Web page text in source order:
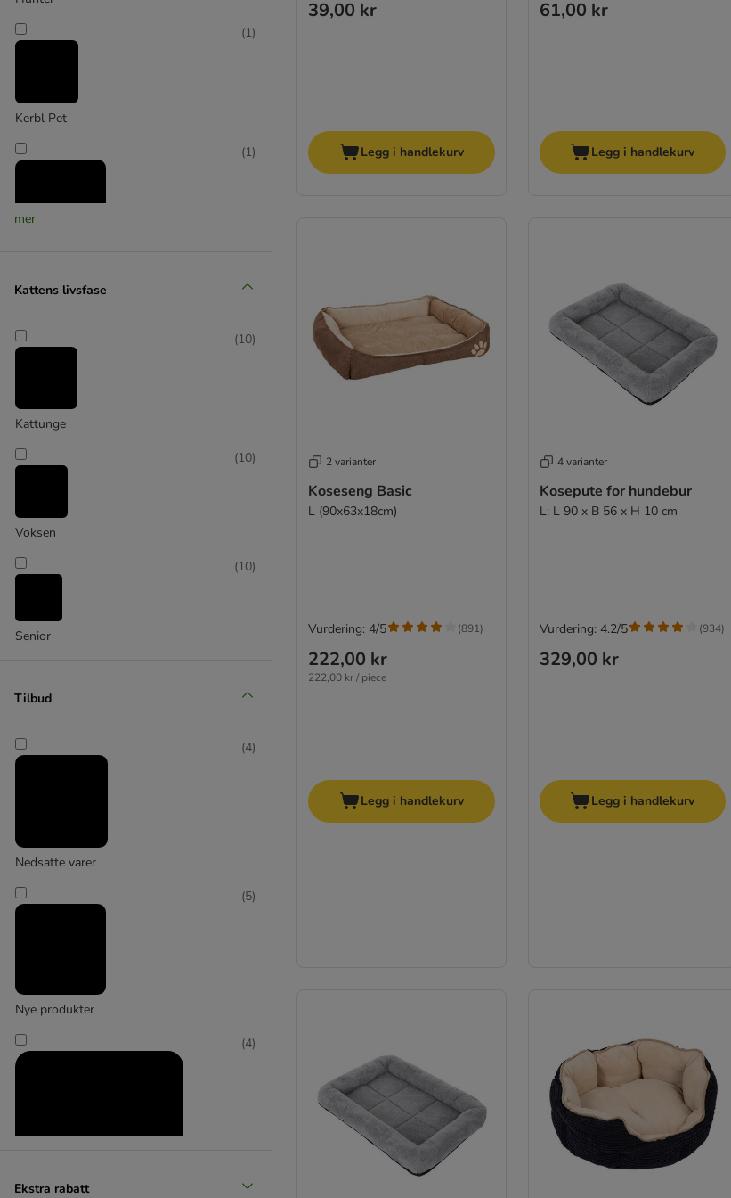
Myk hundeseng
Kerbl Pet
(1)
(1)
SnuggleSafe
mer
Kattens livsfase
Kattunge
(10)
Voksen
(10)
Senior
(10)
Tilbud
Nedsatte varer
(4)
Nye produkter
(5)
(4)
Ekstra rabatt
39,00 kr
Legg i handlekurv
61,00 kr
Legg i handlekurv
2 varianter
Koseseng Basic
L (90x63x18cm)
222,00 kr
222,00 kr / piece
Vurdering: 4/5 (891)
Legg i handlekurv
4 varianter
Kosepute for hundebur
L: L 90 x B 56 x H 10 cm
329,00 kr
Vurdering: 4.2/5 (934)
Legg i handlekurv